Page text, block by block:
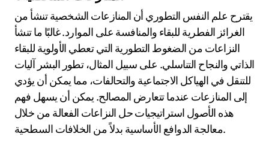
يقترح علم النفس التطوري أن المنازعات الشخصية تنشأ من
الغرائز الفطرية للبقاء والمنافسة على الموارد. غالبًا ما تنشأ
النزاعات من الضغوط التطورية التي تعطي الأولوية للبقاء
الذاتي والنجاح التناسلي. على سبيل المثال، تطور البشر آليات
للتنقل في الهياكل الاجتماعية والتحالفات، مما يمكن أن يؤدي
إلى المنازعات عندما تتعارض المصالح. يمكن أن يسهل فهم
هذه الأصول استراتيجيات حل النزاعات الفعالة من خلال
معالجة الدوافع الأساسية بدلاً من الخلافات السطحية.